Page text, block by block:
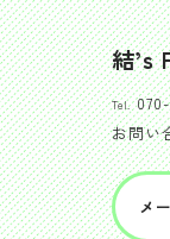
結’s
Tel.
お問い
メ